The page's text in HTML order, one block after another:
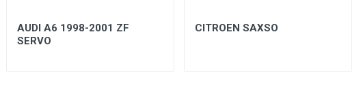
AUDI A6 1998-2001 ZF
SERVO
CITROEN SAXSO